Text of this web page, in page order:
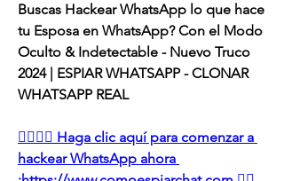
Buscas Hackear WhatsApp lo que hace
tu Esposa en WhatsApp? Con el Modo
Oculto & Indetectable - Nuevo Truco
2024 | ESPIAR WHATSAPP - CLONAR
WHATSAPP REAL
👉🏻👉🏻 Haga clic aquí para comenzar a
hackear WhatsApp ahora